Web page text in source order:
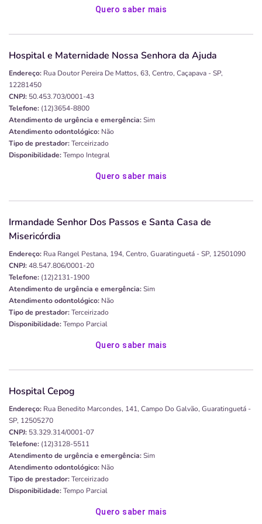
Quero saber mais
Hospital e Maternidade Nossa Senhora da Ajuda
Endereço: Rua Doutor Pereira De Mattos, 63, Centro, Caçapava - SP,
12281450
CNPJ: 50.453.703/0001-43
Telefone: (12)3654-8800
Atendimento de urgência e emergência:Sim
Atendimento odontológico: Não
Tipo de prestador:Terceirizado
Disponibilidade:Tempo Integral
Quero saber mais
Irmandade Senhor Dos Passos e Santa Casa de
Misericórdia
Endereço: Rua Rangel Pestana, 194, Centro, Guaratinguetá - SP, 12501090
CNPJ:48.547.806/0001-20
Telefone: (12)2131-1900
Atendimento de urgência e emergência:Sim
Atendimento odontológico: Não
Tipo de prestador:Terceirizado
Disponibilidade:Tempo Parcial
Quero saber mais
Hospital Cepog
Endereço: Rua Benedito Marcondes, 141, Campo Do Galvão, Guaratinguetá -
SP, 12505270
CNPJ: 53.329.314/0001-07
Telefone: (12)3128-5511
Atendimento de urgência e emergência:Sim
Atendimento odontológico: Não
Tipo de prestador:Terceirizado
Disponibilidade:Tempo Parcial
Quero saber mais